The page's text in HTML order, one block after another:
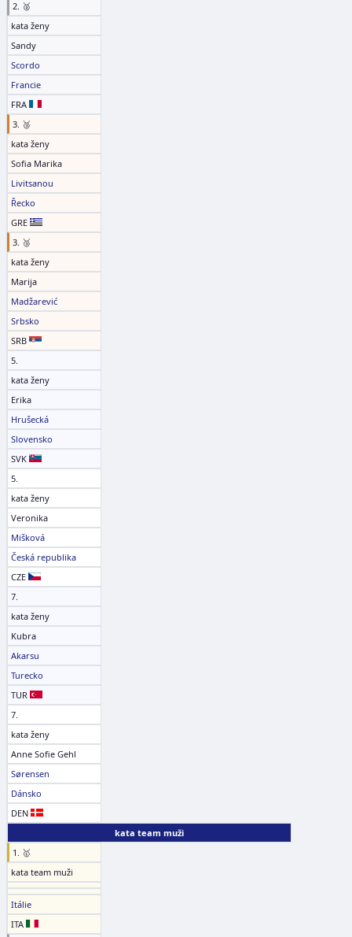
2. 🥈
kata ženy
Sandy
Scordo
Francie
FRA
3. 🥉
kata ženy
Sofia Marika
Livitsanou
Řecko
GRE
3. 🥉
kata ženy
Marija
Madžarević
Srbsko
SRB
5.
kata ženy
Erika
Hrušecká
Slovensko
SVK
5.
kata ženy
Veronika
Mišková
Česká republika
CZE
7.
kata ženy
Kubra
Akarsu
Turecko
TUR
7.
kata ženy
Anne Sofie Gehl
Sørensen
Dánsko
DEN
kata team muži
1. 🥇
kata team muži
Itálie
ITA